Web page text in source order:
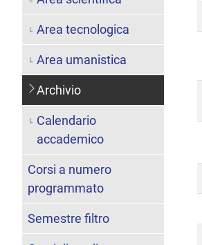
Area tecnologica
Area umanistica
Archivio
Calendario
accademico
Corsi a numero
programmato
Semestre filtro